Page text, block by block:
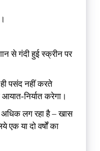
से गंदी हुई स्क्रीन पर
पसंद नहीं करते
निर्यात करेगा।
लग रहा है – खास
एक या दो वर्षों का